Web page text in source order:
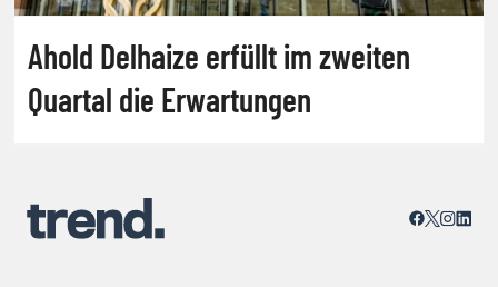
Ahold Delhaize erfüllt im zweiten
Quartal die Erwartungen